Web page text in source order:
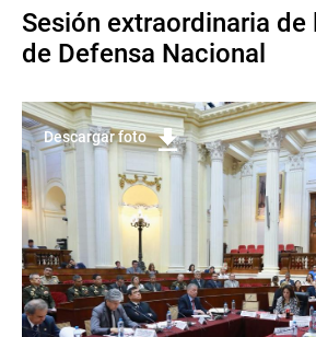
Sesión extraordinaria de
de Defensa Nacional
Descargar foto